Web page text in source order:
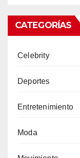
CATEGORÍAS
Celebrity
Deportes
Entretenimiento
Moda